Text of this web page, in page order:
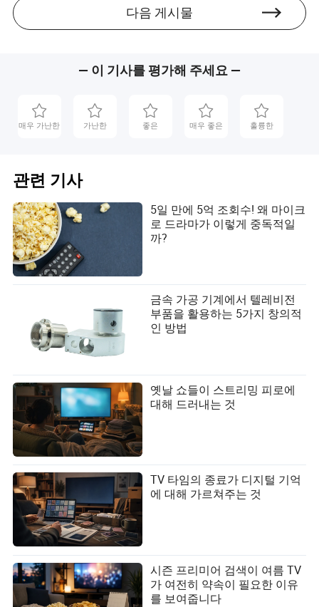
다음 게시물
— 이 기사를 평가해 주세요 —
매우 가난한 가난한 좋은 매우 좋은 훌륭한
관련 기사
5일 만에 5억 조회수! 왜 마이크
로 드라마가 이렇게 중독적일
까?
금속 가공 기계에서 텔레비전
부품을 활용하는 5가지 창의적
인 방법
옛날 쇼들이 스트리밍 피로에
대해 드러내는 것
TV 타임의 종료가 디지털 기억
에 대해 가르쳐주는 것
시즌 프리미어 검색이 여름 TV
가 여전히 약속이 필요한 이유
를 보여줍니다